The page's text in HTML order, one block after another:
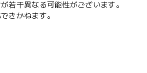
若干異なる可能性がございます。
きかねます。